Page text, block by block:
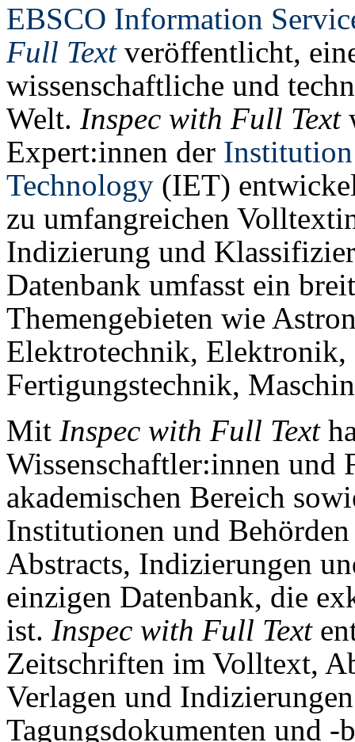
EBSCO Information
Full Textveröffentlicht,
wissenschaftliche und
Welt. Inspec with Full Text
Expert:innen der
Technology (IET)
zu umfangreichen
Indizierung und
Datenbank umfasst ein
Themengebieten wie
Elektrotechnik,
Fertigungstechnik,
Mit Inspec with Full Text
Wissenschaftler:innen und
akademischen Bereich
Institutionen und
Abstracts, Indizierungen
einzigen Datenbank, die
ist. Inspec with Full Text
Zeitschriften im Volltext,
Verlagen und
Tagungsdokumenten und